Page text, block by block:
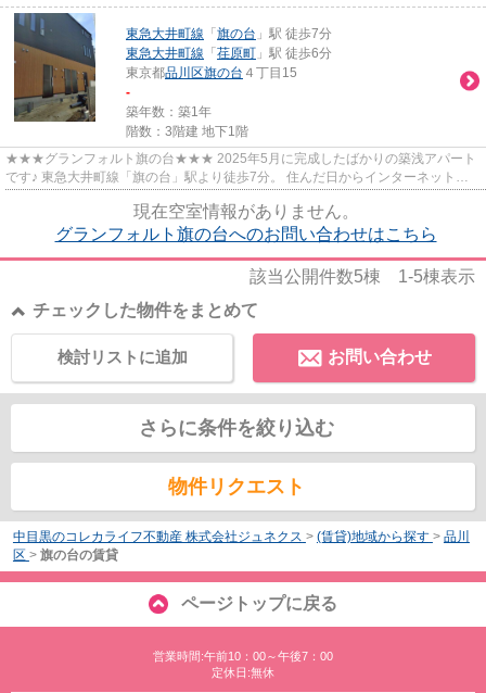
東急大井町線 「 旗の台 」駅 徒歩7分
東急大井町線 「 荏原町 」駅 徒歩6分
東京都品川区旗の台 ４丁目15
-
築年数：築1年
階数：3階建 地下1階
★★★グランフォルト旗の台★★★ 2025年5月に完成したばかりの築浅アパート
です♪ 東急大井町線「旗の台」駅より徒歩7分。 住んだ日からインターネット無
現在空室情報がありません。
グランフォルト旗の台へのお問い合わせはこちら
該当公開件数5棟 1-5棟表示
チェックした物件をまとめて
お問い合わせ
検討リストに追加
さらに条件を絞り込む
物件リクエスト
中目黒のコレカライフ不動産 株式会社ジュネクス > (賃貸)地域から探す > 品川
区 > 旗の台の賃貸
ページトップに戻る
営業時間:午前10：00～午後7：00
定休日:無休